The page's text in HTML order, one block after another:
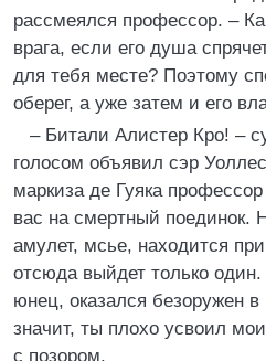
рассмеялся профессор. –
врага, если его душа
для тебя месте? Поэтому
оберег, а уже затем и его
– Битали Алистер Кро! –
голосом объявил сэр
маркиза де Гуяка
вас на смертный поединок.
амулет, мсье, находится
отсюда выйдет только
юнец, оказался безоружен
значит, ты плохо усвоил
с позором.